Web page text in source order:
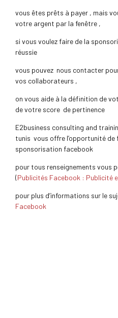
vous êtes prêts à payer , mais
votre argent par la fenêtre ,
si vous voulez faire de la
réussie
vous pouvez nous contacter
vos collaborateurs ,
on vous aide à la définition de
de votre score de pertinence
E2business consulting and
tunis vous offre l’opportunité de
sponsorisation facebook
pour tous renseignements vous
(Publicités Facebook : Publicité
pour plus d’informations sur le
Facebook